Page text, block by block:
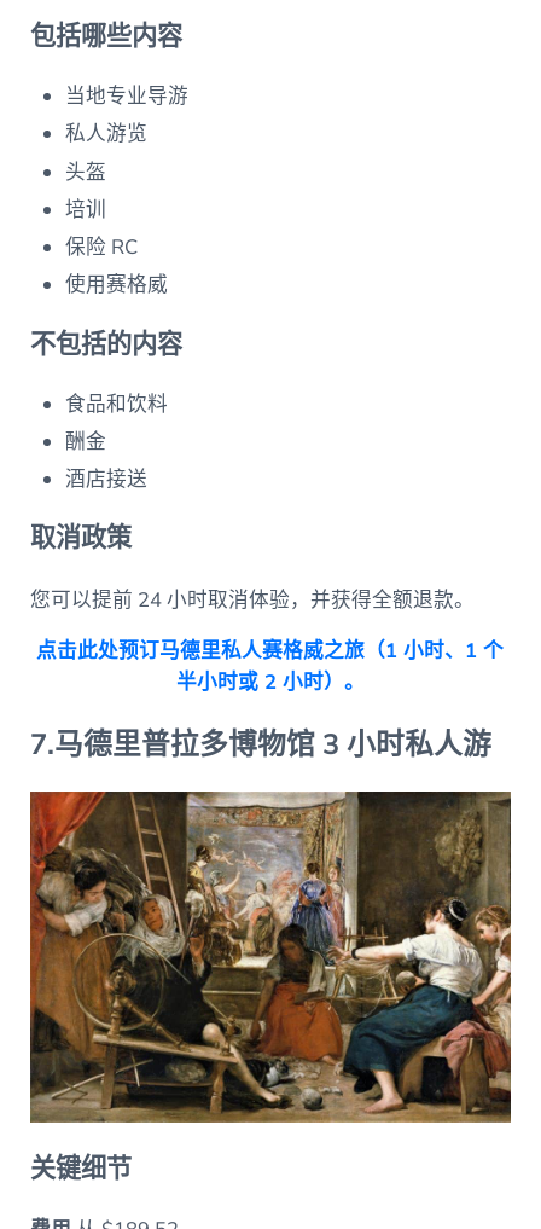
包括哪些内容
当地专业导游
私人游览
头盔
培训
保险 RC
使用赛格威
不包括的内容
食品和饮料
酬金
酒店接送
取消政策
您可以提前 24 小时取消体验，并获得全额退款。
点击此处预订马德里私人赛格威之旅（1 小时、1 个
半小时或 2 小时）。
7.马德里普拉多博物馆 3 小时私人游
关键细节